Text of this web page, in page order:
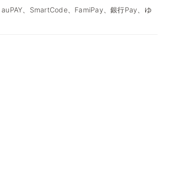
、SmartCode、FamiPay、銀行Pay、ゆ